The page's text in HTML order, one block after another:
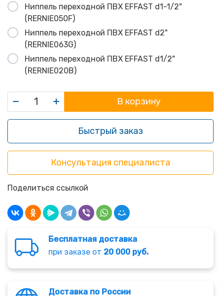
Ниппель переходной ПВХ EFFAST d1-1/2"
(RERNIE050F)
Ниппель переходной ПВХ EFFAST d2"
(RERNIE063G)
Ниппель переходной ПВХ EFFAST d1/2"
(RERNIE020B)
В корзину
Быстрый заказ
Консультация специалиста
Поделиться ссылкой
Бесплатная доставка
при заказе от 20 000 руб.
Доставка по России